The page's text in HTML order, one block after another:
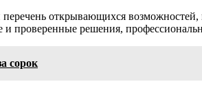
открывающихся
проверенные решения,
сорок